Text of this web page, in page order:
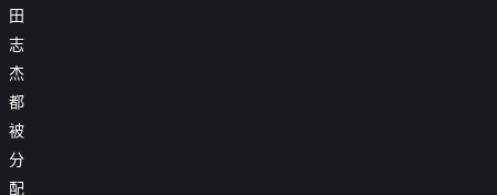
田
志
杰
都
被
分
配